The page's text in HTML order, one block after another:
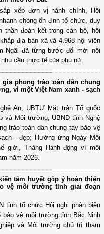
xếp đơn vị hành chính, Hội
chóng ổn định tổ chức, duy
thần đoàn kết trong cán bộ, hội
địa bàn xã và 4.968 hội viên
Ngãi đã từng bước đổi mới nội
cầu thực tế của phụ nữ.
gia phong trào toàn dân chung
vì một Việt Nam xanh - sạch
An, UBTƯ Mặt trận Tổ quốc
và Môi trường, UBND tỉnh Nghệ
trào toàn dân chung tay bảo vệ
- đẹp; Hưởng ứng Ngày Môi
giới, Tháng Hành động vì môi
năm 2026.
tâm huyết góp ý hoàn thiện
vệ môi trường tỉnh giai đoạn
tỉnh tổ chức Hội nghị phản biện
bảo vệ môi trường tỉnh Bắc Ninh
và Môi trường chủ trì tham